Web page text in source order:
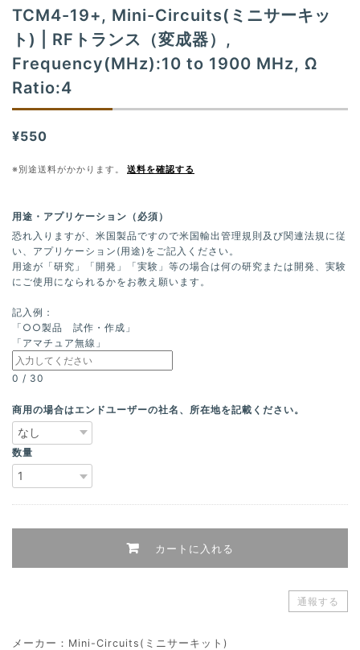
TCM4-19+, Mini-Circuits(ミニサーキッ
ト) | RFトランス（変成器）,
Frequency(MHz):10 to 1900 MHz, Ω
Ratio:4
¥550
※別途送料がかかります。 送料を確認する
用途・アプリケーション（必須）
恐れ入りますが、米国製品ですので米国輸出管理規則及び関連法規に従
い、アプリケーション(用途)をご記入ください。
用途が「研究」「開発」「実験」等の場合は何の研究または開発、実験
にご使用になられるかをお教え願います。
記入例：
「○○製品 試作・作成」
「アマチュア無線」
0 / 30
商用の場合はエンドユーザーの社名、所在地を記載ください。
数量
カートに入れる
通報する
メーカー：Mini-Circuits(ミニサーキット)